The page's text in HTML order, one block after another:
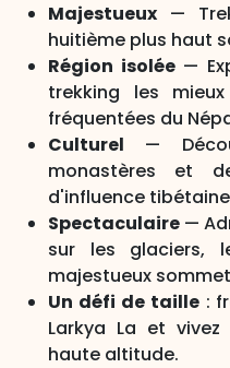
Majestueux —
huitième plus haut
Région isolée—
trekking les
fréquentées du
Culturel —
monastères et
d'influence
Spectaculaire —
sur les glaciers,
majestueux
Un défi de taille:
Larkya La et
haute altitude.